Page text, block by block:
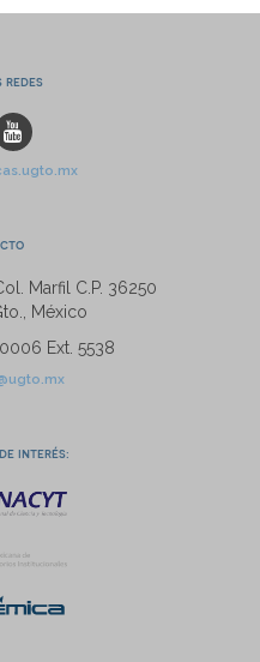
redes
Marfil C.P. 36250
México
Ext. 5538
interés: